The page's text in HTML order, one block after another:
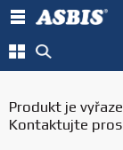
Produkt je
Kontaktujte